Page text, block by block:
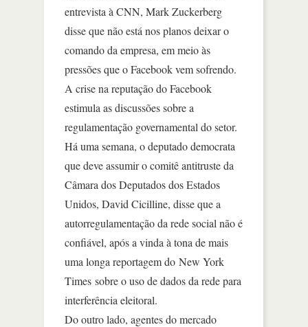
entrevista à CNN, Mark Zuckerberg
disse que não está nos planos deixar o
comando da empresa, em meio às
pressões que o Facebook vem sofrendo.
A crise na reputação do Facebook
estimula as discussões sobre a
regulamentação governamental do setor.
Há uma semana, o deputado democrata
que deve assumir o comitê antitruste da
Câmara dos Deputados dos Estados
Unidos, David Cicilline, disse que a
autorregulamentação da rede social não é
confiável, após a vinda à tona de mais
uma longa reportagem do New York
Times sobre o uso de dados da rede para
interferência eleitoral.
Do outro lado, agentes do mercado